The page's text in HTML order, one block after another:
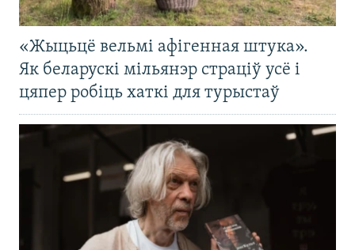
«Жыцьцё вельмі афігенная штука».
Як беларускі мільянэр страціў усё і
цяпер робіць хаткі для турыстаў